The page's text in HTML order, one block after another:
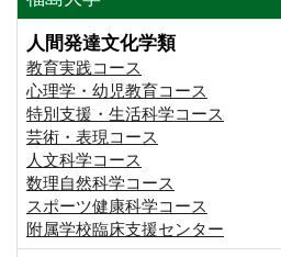
人間発達文化学類
教育実践コース
心理学・幼児教育コース
特別支援・生活科学コース
芸術・表現コース
人文科学コース
数理自然科学コース
スポーツ健康科学コース
附属学校臨床支援センター